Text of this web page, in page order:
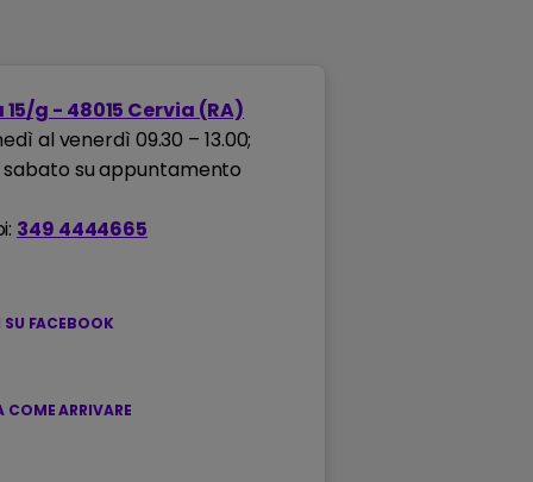
g - 48015 Cervia (RA)
al venerdì 09.30 – 13.00;
su appuntamento
349 4444665
SU FACEBOOK
COME ARRIVARE